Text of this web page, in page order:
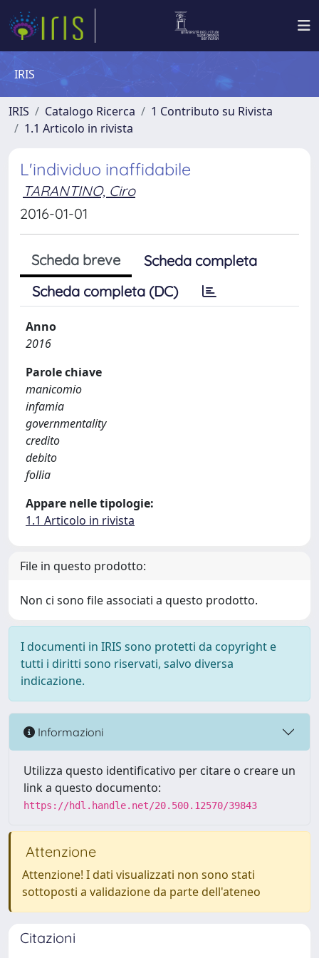
IRIS
IRIS Catalogo Ricerca
1 Contributo su Rivista
1.1 Articolo in rivista
L'individuo inaffidabile
TARANTINO, Ciro
2016-01-01
Scheda breve
Scheda completa
Scheda completa (DC)
Anno
2016
Parole chiave
manicomio
infamia
governmentality
credito
debito
follia
Appare nelle tipologie:
1.1 Articolo in rivista
File in questo prodotto:
Non ci sono file associati a questo prodotto.
I documenti in IRIS sono protetti da copyright e
tutti i diritti sono riservati, salvo diversa
indicazione.
Informazioni
Utilizza questo identificativo per citare o creare un
link a questo documento:
https://hdl.handle.net/20.500.12570/39843
Attenzione
Attenzione! I dati visualizzati non sono stati
sottoposti a validazione da parte dell'ateneo
Citazioni